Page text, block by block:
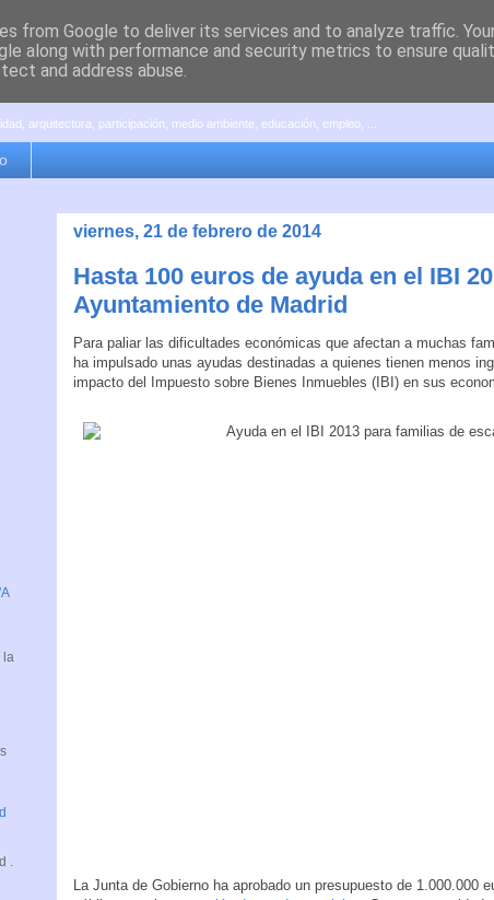
arquitectura, participación, medio ambiente, educación, empleo, ...
viernes, 21 de febrero de 2014
Hasta 100 euros de ayuda en el IBI
Ayuntamiento de Madrid
Para paliar las dificultades económicas que afectan a muchas
ha impulsado unas ayudas destinadas a quienes tienen menos
impacto del Impuesto sobre Bienes Inmuebles (IBI) en sus
La Junta de Gobierno ha aprobado un presupuesto de 1.000.000
la
from Google to deliver its services and to analyze traffic.
along with performance and security metrics to ensure
and address abuse.